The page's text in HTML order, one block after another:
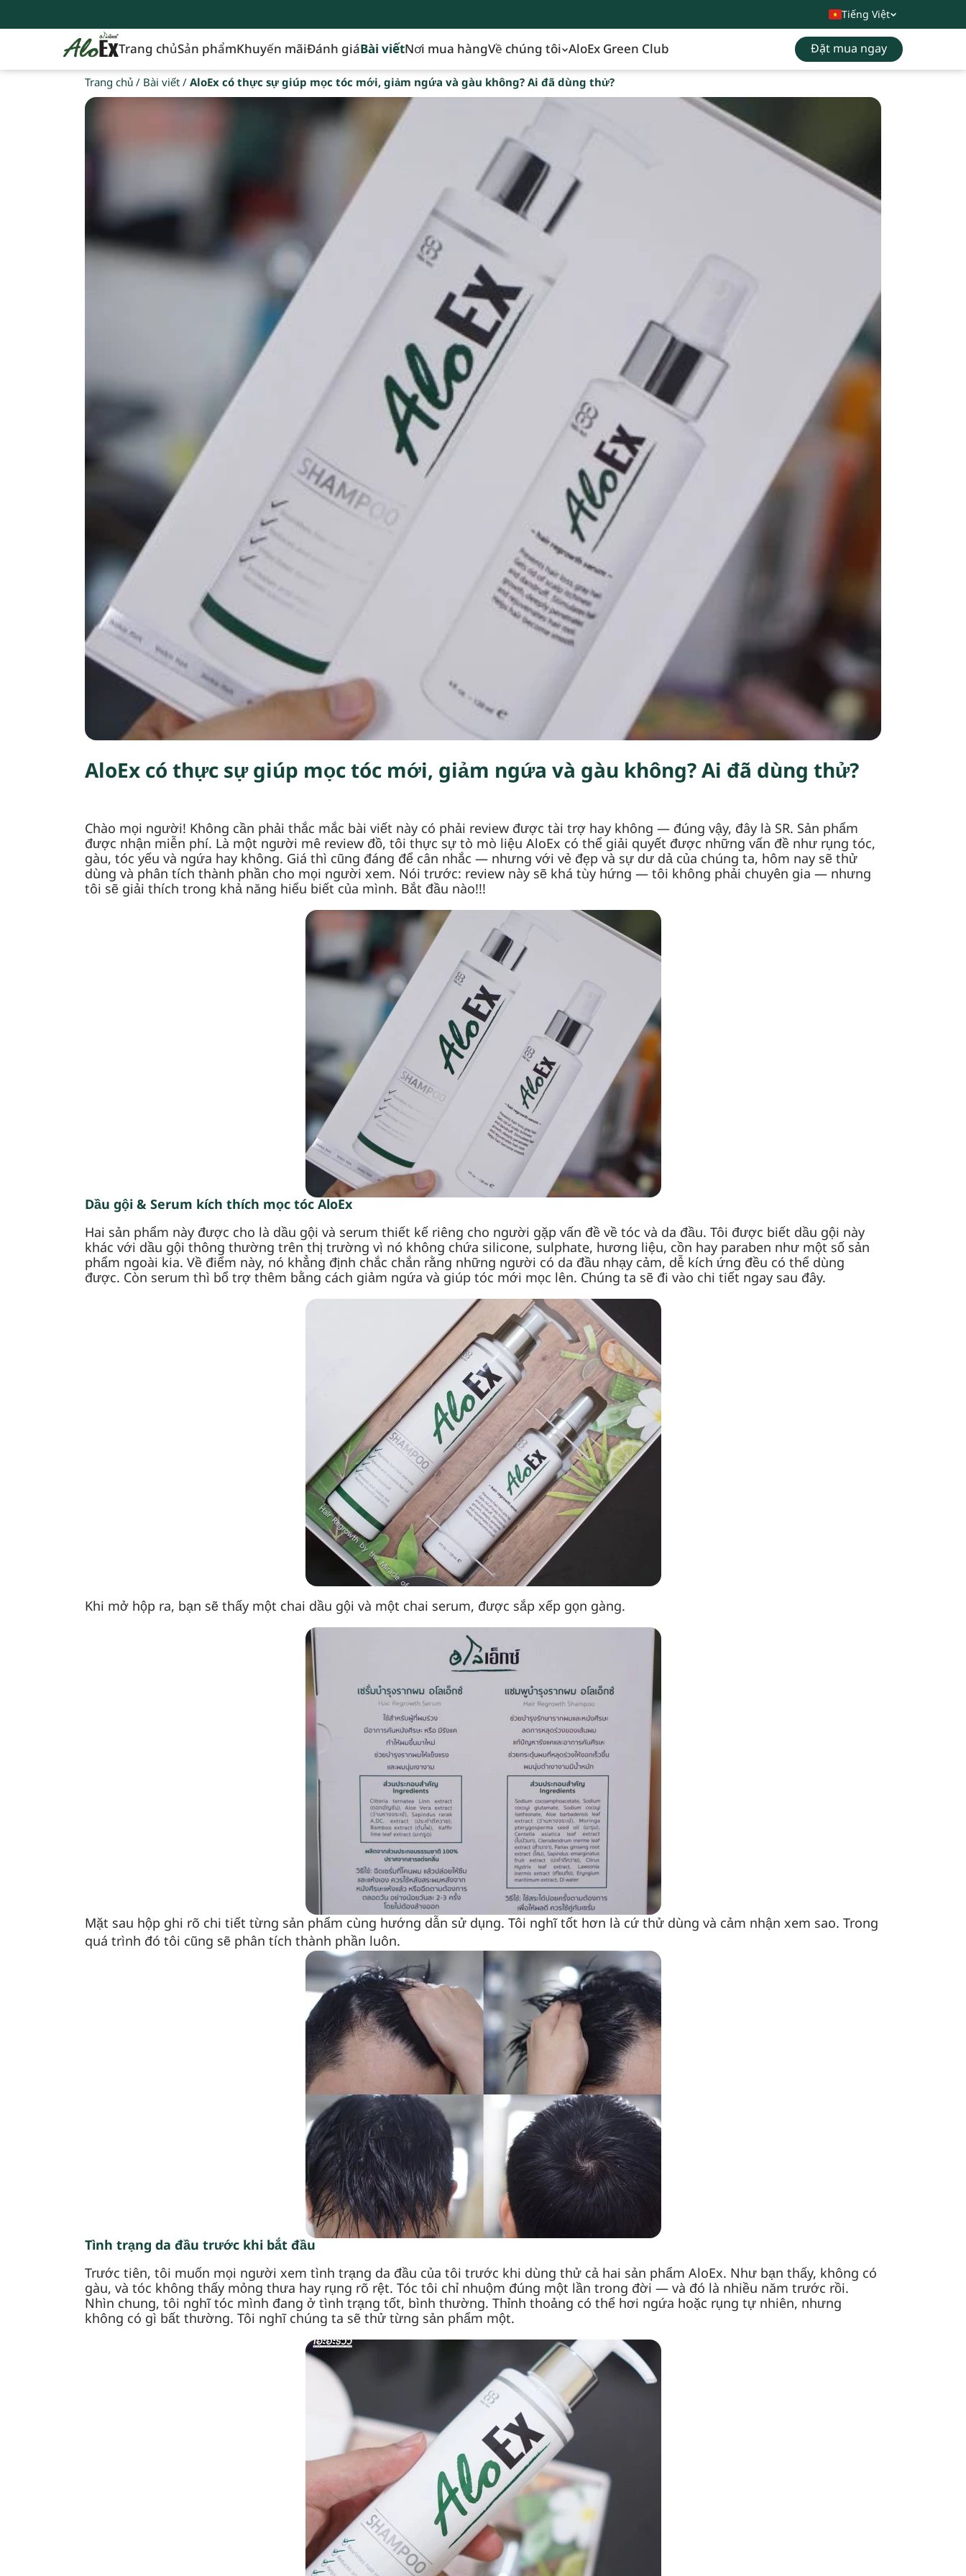
Tiếng Việt
Trang chủSản phẩmKhuyến mãiĐánh giáBài viếtNơi mua hàngVề chúng tôi AloEx Green Club Đặt mua ngay
Trang chủ/ Bài viết/AloEx có thực sự giúp mọc tóc mới, giảm ngứa và gàu không? Ai đã dùng thử?
AloEx có thực sự giúp mọc tóc mới, giảm ngứa và gàu không? Ai đã dùng thử?
Chào mọi người! Không cần phải thắc mắc bài viết này có phải review được tài trợ hay không — đúng vậy, đây là SR. Sản phẩm
được nhận miễn phí. Là một người mê review đồ, tôi thực sự tò mò liệu AloEx có thể giải quyết được những vấn đề như rụng tóc,
gàu, tóc yếu và ngứa hay không. Giá thì cũng đáng để cân nhắc — nhưng với vẻ đẹp và sự dư dả của chúng ta, hôm nay sẽ thử
dùng và phân tích thành phần cho mọi người xem. Nói trước: review này sẽ khá tùy hứng — tôi không phải chuyên gia — nhưng
tôi sẽ giải thích trong khả năng hiểu biết của mình. Bắt đầu nào!!!
Dầu gội & Serum kích thích mọc tóc AloEx
Hai sản phẩm này được cho là dầu gội và serum thiết kế riêng cho người gặp vấn đề về tóc và da đầu. Tôi được biết dầu gội này
khác với dầu gội thông thường trên thị trường vì nó không chứa silicone, sulphate, hương liệu, cồn hay paraben như một số sản
phẩm ngoài kia. Về điểm này, nó khẳng định chắc chắn rằng những người có da đầu nhạy cảm, dễ kích ứng đều có thể dùng
được. Còn serum thì bổ trợ thêm bằng cách giảm ngứa và giúp tóc mới mọc lên. Chúng ta sẽ đi vào chi tiết ngay sau đây.
Khi mở hộp ra, bạn sẽ thấy một chai dầu gội và một chai serum, được sắp xếp gọn gàng.
Mặt sau hộp ghi rõ chi tiết từng sản phẩm cùng hướng dẫn sử dụng. Tôi nghĩ tốt hơn là cứ thử dùng và cảm nhận xem sao. Trong
quá trình đó tôi cũng sẽ phân tích thành phần luôn.
Tình trạng da đầu trước khi bắt đầu
Trước tiên, tôi muốn mọi người xem tình trạng da đầu của tôi trước khi dùng thử cả hai sản phẩm AloEx. Như bạn thấy, không có
gàu, và tóc không thấy mỏng thưa hay rụng rõ rệt. Tóc tôi chỉ nhuộm đúng một lần trong đời — và đó là nhiều năm trước rồi.
Nhìn chung, tôi nghĩ tóc mình đang ở tình trạng tốt, bình thường. Thỉnh thoảng có thể hơi ngứa hoặc rụng tự nhiên, nhưng
không có gì bất thường. Tôi nghĩ chúng ta sẽ thử từng sản phẩm một.